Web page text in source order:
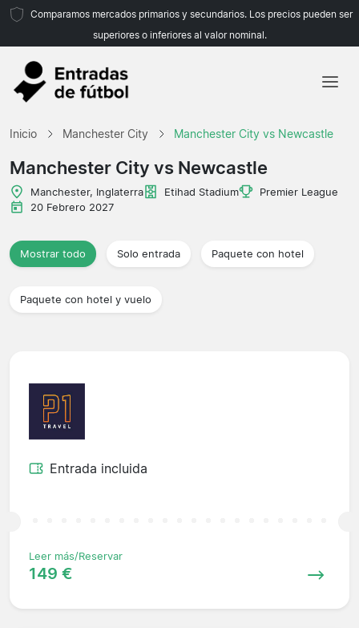
Comparamos mercados primarios y secundarios. Los precios pueden ser
superiores o inferiores al valor nominal.
Inicio Manchester City Manchester City vs Newcastle
Manchester City vs Newcastle
Manchester, Inglaterra Etihad Stadium
Premier League
20 Febrero 2027
Mostrar todo Solo entrada Paquete con hotel
Paquete con hotel y vuelo
Entrada incluida
Leer más/Reservar
149 €